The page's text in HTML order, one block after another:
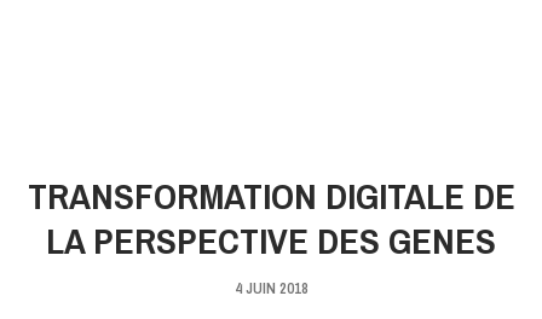
TRANSFORMATION DIGITALE DE
LA PERSPECTIVE DES GENES
4 JUIN 2018